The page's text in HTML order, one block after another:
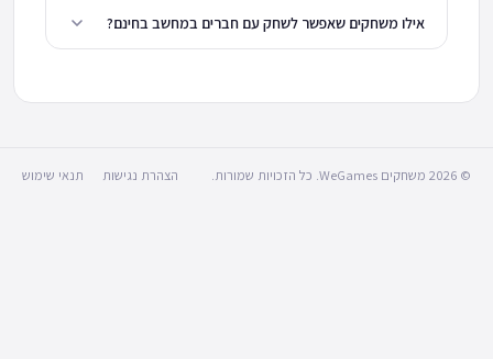
אילו משחקים שאפשר לשחק עם חברים במחשב בחינם?
© 2026 משחקים WeGames. כל הזכויות שמורות. הצהרת נגישות תנאי שימוש